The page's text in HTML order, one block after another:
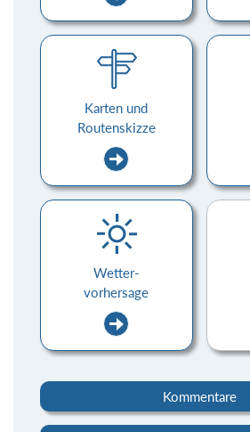
Karten und
Routenskizze
Wetter-
vorhersage
Kommentare